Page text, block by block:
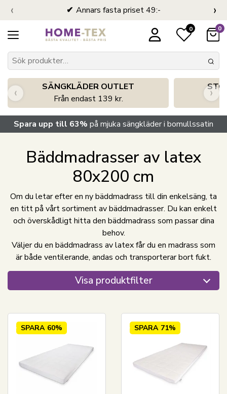
Annars fasta priset 49:-
‹ ›
0 0
SÄNGKLÄDER OUTLET
Från endast 139 kr.
‹ ›
Spara upp till 63% på mjuka sängkläder i bomullssatin
Bäddmadrasser av latex
80x200 cm
Om du letar efter en ny bäddmadrass till din enkelsäng, ta
en titt på vårt sortiment av bäddmadrasser. Du kan enkelt
och överskådligt hitta den bäddmadrass som passar dina
behov.
Väljer du en bäddmadrass av latex får du en madrass som
är både ventilerande, andas och transporterar bort fukt.
Visa produktfilter
SPARA 60% SPARA 71%